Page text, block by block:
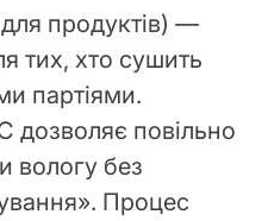
продуктів) —
тих, хто сушить
партіями.
дозволяє повільно
вологу без
Процес